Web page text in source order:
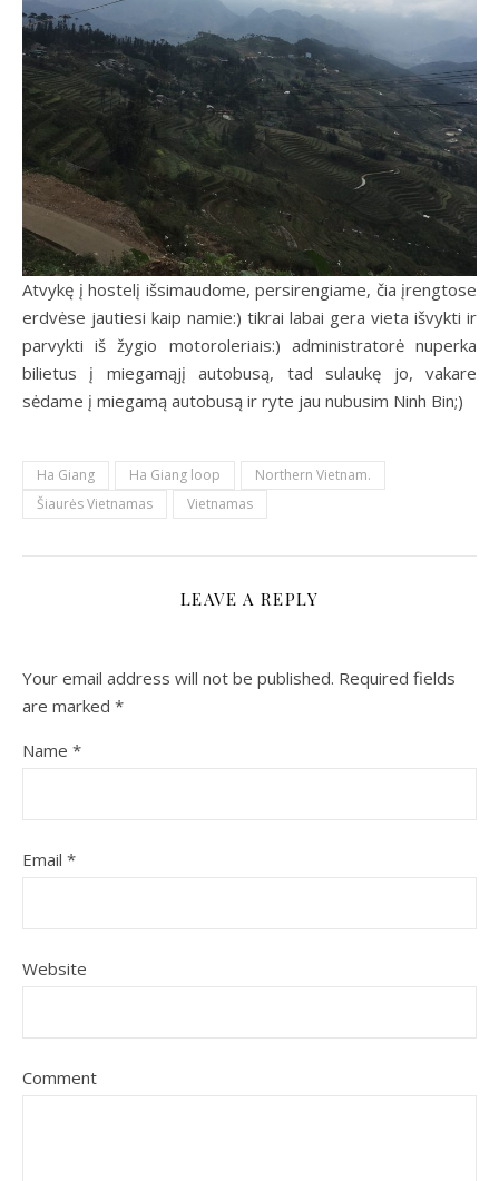
Atvykę į hostelį išsimaudome, persirengiame, čia įrengtose
erdvėse jautiesi kaip namie:) tikrai labai gera vieta išvykti ir
parvykti iš žygio motoroleriais:) administratorė nuperka
bilietus į miegamąjį autobusą, tad sulaukę jo, vakare
sėdame į miegamą autobusą ir ryte jau nubusim Ninh Bin;)
Ha Giang Ha Giang loop
Northern Vietnam.
Šiaurės Vietnamas
Vietnamas
LEAVE A REPLY
Your email address will not be published. Required fields
are marked *
Name *
Email *
Website
Comment